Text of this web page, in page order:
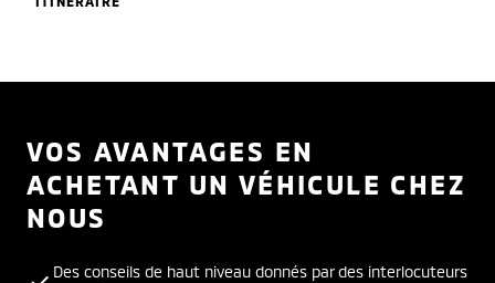
VOS AVANTAGES EN
ACHETANT UN VÉHICULE CHEZ
NOUS
Des conseils de haut niveau donnés par des interlocuteurs